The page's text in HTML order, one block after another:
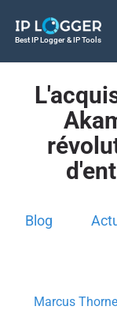
Best IP Logger & IP Tools
Blog
Marcus Thorne